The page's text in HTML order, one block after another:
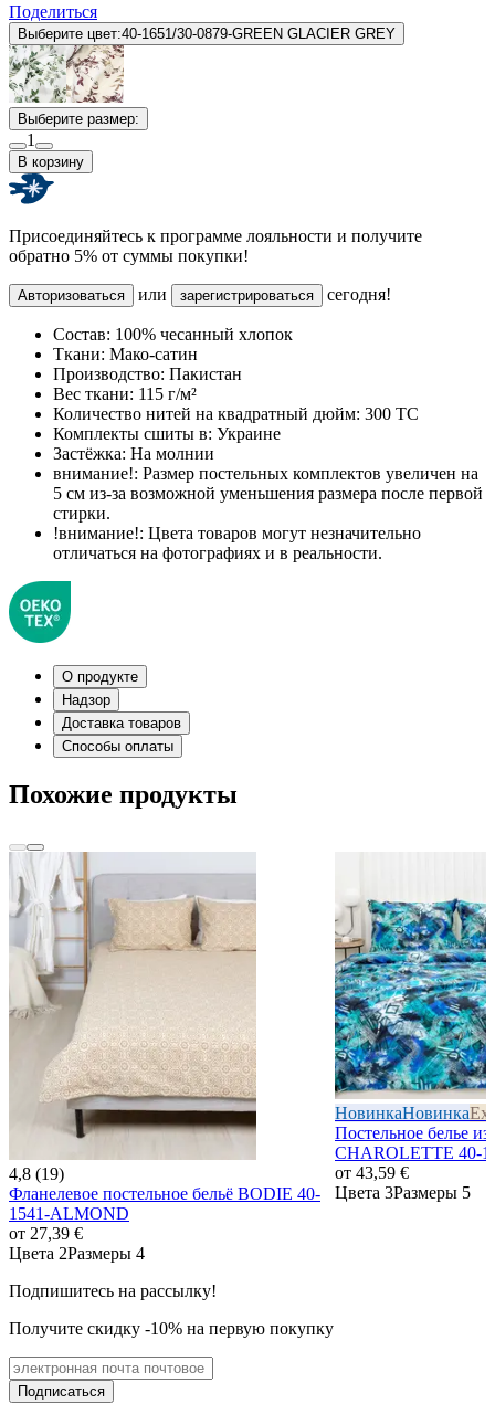
Поделиться
Выберите цвет:40-1651/30-0879-GREEN GLACIER GREY
Выберите размер:
1
В корзину
Присоединяйтесь к программе лояльности и получите
обратно 5% от суммы покупки!
Авторизоваться или зарегистрироваться сегодня!
Состав: 100% чесанный хлопок
Ткани: Мако-сатин
Производство: Пакистан
Вес ткани: 115 г/м²
Количество нитей на квадратный дюйм: 300 TC
Комплекты сшиты в: Украине
Застёжка: На молнии
внимание!: Размер постельных комплектов увеличен на
5 см из-за возможной уменьшения размера после первой
стирки.
!внимание!: Цвета товаров могут незначительно
отличаться на фотографиях и в реальности.
О продукте
Надзор
Доставка товаров
Способы оплаты
Похожие продукты
4,8 (19)
Фланелевое постельное бельё BODIE 40-
1541-ALMOND
от 27,39 €
Цвета 2Размеры 4
НовинкаНовинка
Постельное белье
CHAROLETTE 40-
от 43,59 €
Цвета 3Размеры 5
Подпишитесь на рассылку!
Получите скидку -10% на первую покупку
Подписаться